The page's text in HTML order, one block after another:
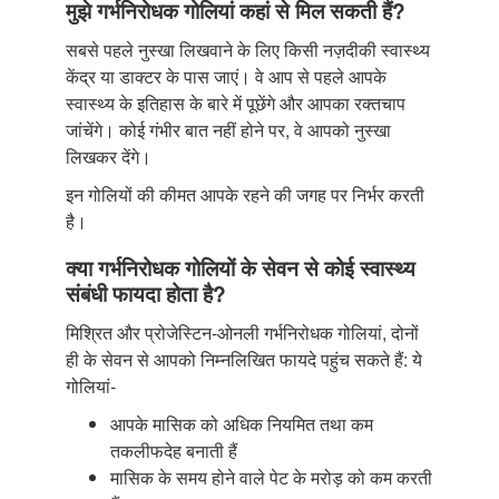
मुझे गर्भनिरोधक गोलियां कहां से मिल सकती हैं?
सबसे पहले नुस्खा लिखवाने के लिए किसी नज़दीकी स्वास्थ्य
केंद्र या डाक्टर के पास जाएं। वे आप से पहले आपके
स्वास्थ्य के इतिहास के बारे में पूछेंगे और आपका रक्तचाप
जांचेंगे। कोई गंभीर बात नहीं होने पर, वे आपको नुस्खा
लिखकर देंगे।
इन गोलियों की कीमत आपके रहने की जगह पर निर्भर करती
है।
क्या गर्भनिरोधक गोलियों के सेवन से कोई स्वास्थ्य
संबंधी फायदा होता है?
मिश्रित और प्रोजेस्टिन-ओनली गर्भनिरोधक गोलियां, दोनों
ही के सेवन से आपको निम्नलिखित फायदे पहुंच सकते हैं: ये
गोलियां-
आपके मासिक को अधिक नियमित तथा कम
तकलीफदेह बनाती हैं
मासिक के समय होने वाले पेट के मरोड़ को कम करती